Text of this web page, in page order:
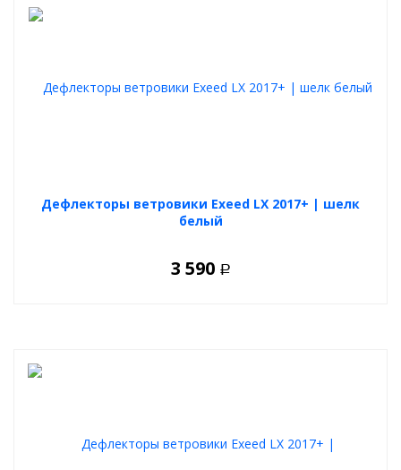
Дефлекторы ветровики Exeed LX 2017+ | шелк
белый
3 590 Р